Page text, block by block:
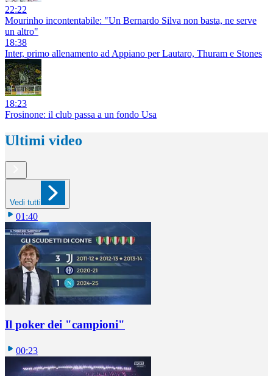
22:22
Mourinho incontentabile: "Un Bernardo Silva non basta, ne serve
un altro"
18:38
Inter, primo allenamento ad Appiano per Lautaro, Thuram e Stones
18:23
Frosinone: il club passa a un fondo Usa
Ultimi video
Vedi tutti
01:40
Il poker dei "campioni"
00:23